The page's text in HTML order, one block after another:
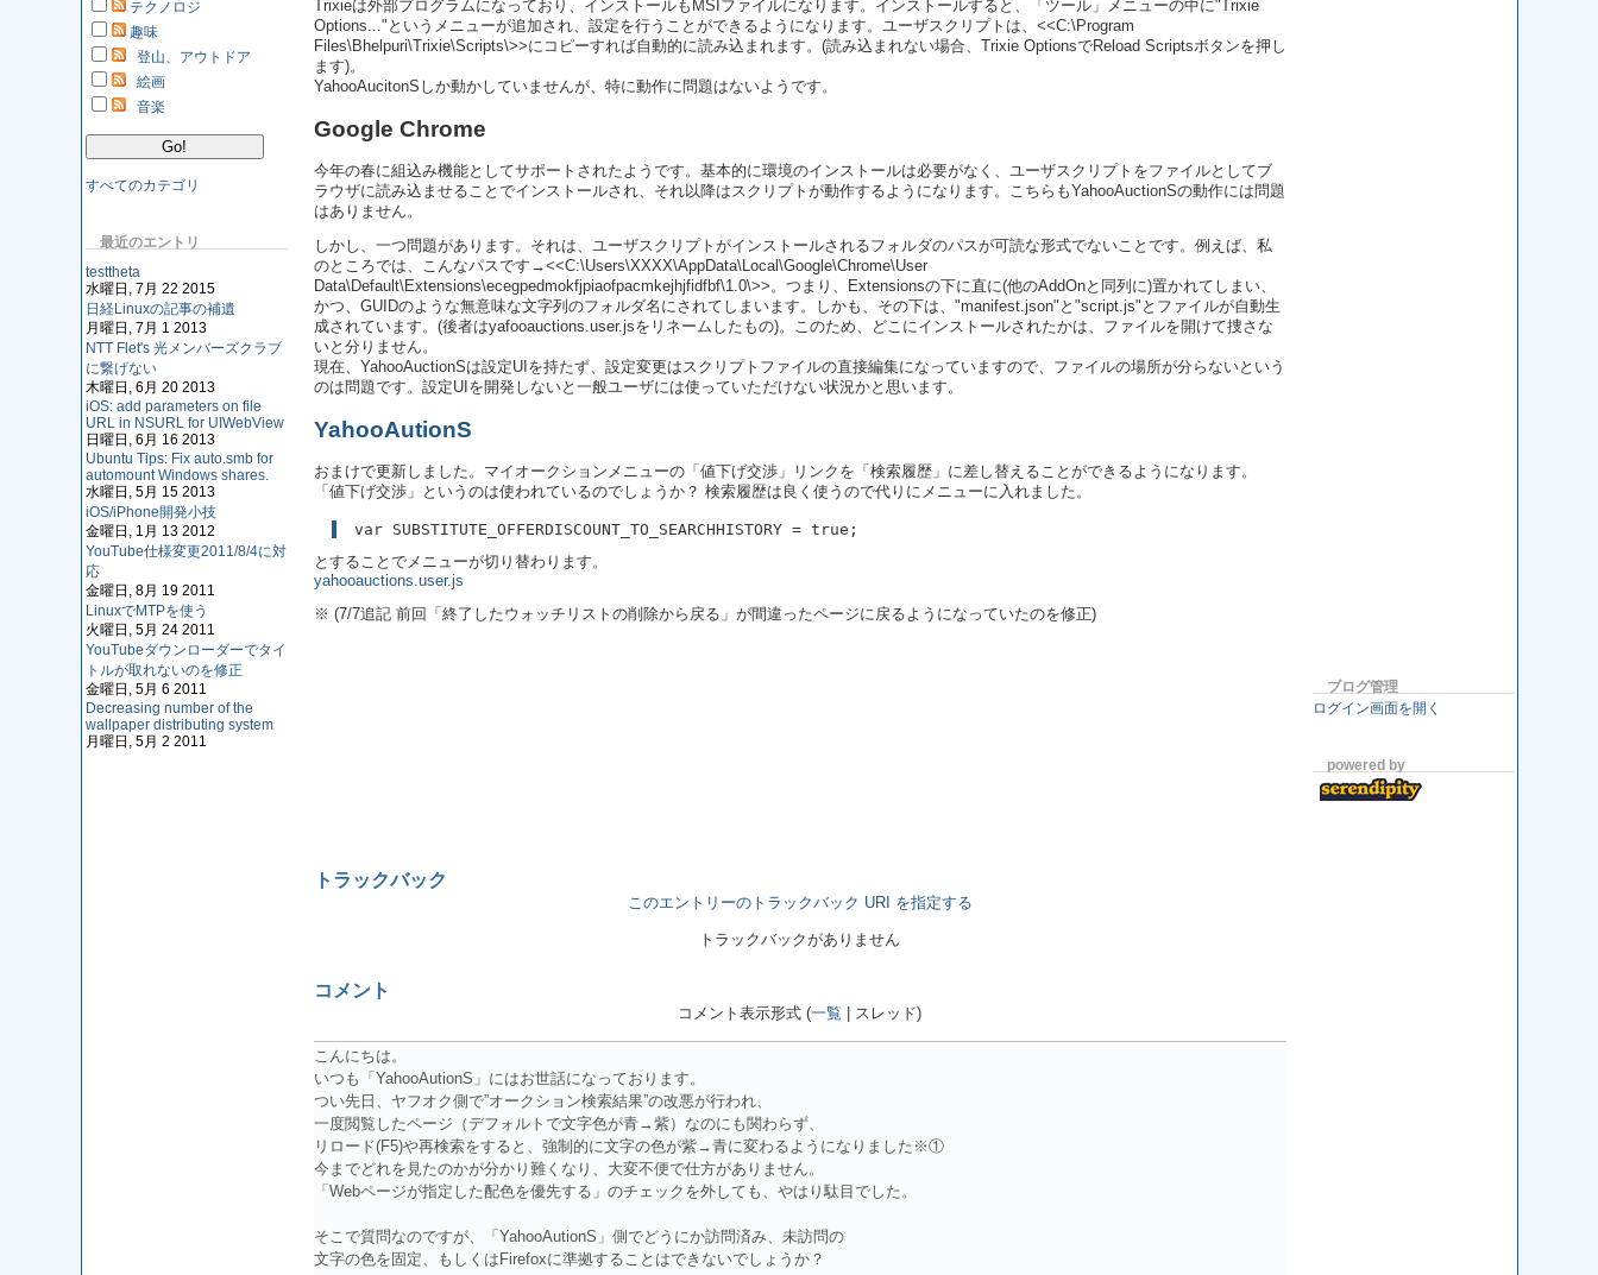
テクノロジ
趣味
登山、アウトドア
絵画
音楽
すべてのカテゴリ
最近のエントリ
testtheta
水曜日, 7月 22 2015
日経Linuxの記事の補遺
月曜日, 7月 1 2013
NTT Flet's 光メンバーズクラブ
に繋げない
木曜日, 6月 20 2013
iOS: add parameters on file
URL in NSURL for UIWebView
日曜日, 6月 16 2013
Ubuntu Tips: Fix auto.smb for
automount Windows shares.
水曜日, 5月 15 2013
iOS/iPhone開発小技
金曜日, 1月 13 2012
YouTube仕様変更2011/8/4に対
応
金曜日, 8月 19 2011
LinuxでMTPを使う
火曜日, 5月 24 2011
YouTubeダウンローダーでタイ
トルが取れないのを修正
金曜日, 5月 6 2011
Decreasing number of the
wallpaper distributing system
月曜日, 5月 2 2011
Trixieは外部プログラムになっており、インストールもMSIファイルになります。インストールすると、「ツール」メニューの中に"Trixie
Options..."というメニューが追加され、設定を行うことができるようになります。ユーザスクリプトは、<<C:\Program
Files\Bhelpuri\Trixie\Scripts\>>にコピーすれば自動的に読み込まれます。(読み込まれない場合、Trixie OptionsでReload Scriptsボタンを押し
ます)。
YahooAucitonSしか動かしていませんが、特に動作に問題はないようです。
Google Chrome
今年の春に組込み機能としてサポートされたようです。基本的に環境のインストールは必要がなく、ユーザスクリプトをファイルとしてブ
ラウザに読み込ませることでインストールされ、それ以降はスクリプトが動作するようになります。こちらもYahooAuctionSの動作には問題
はありません。
しかし、一つ問題があります。それは、ユーザスクリプトがインストールされるフォルダのパスが可読な形式でないことです。例えば、私
のところでは、こんなパスです→<<C:\Users\XXXX\AppData\Local\Google\Chrome\User
Data\Default\Extensions\ecegpedmokfjpiaofpacmkejhjfidfbf\1.0\>>。つまり、Extensionsの下に直に(他のAddOnと同列に)置かれてしまい、
かつ、GUIDのような無意味な文字列のフォルダ名にされてしまいます。しかも、その下は、"manifest.json"と"script.js"とファイルが自動生
成されています。(後者はyafooauctions.user.jsをリネームしたもの)。このため、どこにインストールされたかは、ファイルを開けて捜さな
いと分りません。
現在、YahooAuctionSは設定UIを持たず、設定変更はスクリプトファイルの直接編集になっていますので、ファイルの場所が分らないという
のは問題です。設定UIを開発しないと一般ユーザには使っていただけない状況かと思います。
YahooAutionS
おまけで更新しました。マイオークションメニューの「値下げ交渉」リンクを「検索履歴」に差し替えることができるようになります。
「値下げ交渉」というのは使われているのでしょうか？ 検索履歴は良く使うので代りにメニューに入れました。
var SUBSTITUTE_OFFERDISCOUNT_TO_SEARCHHISTORY = true;
とすることでメニューが切り替わります。
yahooauctions.user.js
※ (7/7追記 前回「終了したウォッチリストの削除から戻る」が間違ったページに戻るようになっていたのを修正)
トラックバック
このエントリーのトラックバック URI を指定する
トラックバックがありません
コメント
コメント表示形式 (一覧 | スレッド)
こんにちは。
いつも「YahooAutionS」にはお世話になっております。
つい先日、ヤフオク側で”オークション検索結果”の改悪が行われ、
一度閲覧したページ（デフォルトで文字色が青→紫）なのにも関わらず、
リロード(F5)や再検索をすると、強制的に文字の色が紫→青に変わるようになりました※①
今までどれを見たのかが分かり難くなり、大変不便で仕方がありません。
「Webページが指定した配色を優先する」のチェックを外しても、やはり駄目でした。
そこで質問なのですが、「YahooAutionS」側でどうにか訪問済み、未訪問の
文字の色を固定、もしくはFirefoxに準拠することはできないでしょうか？
ブログ管理
ログイン画面を開く
powered by